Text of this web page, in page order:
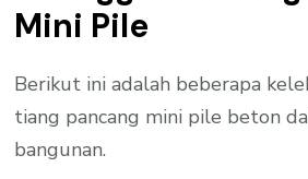
Mini Pile
Berikut ini adalah beberapa
tiang pancang mini pile beton
bangunan.